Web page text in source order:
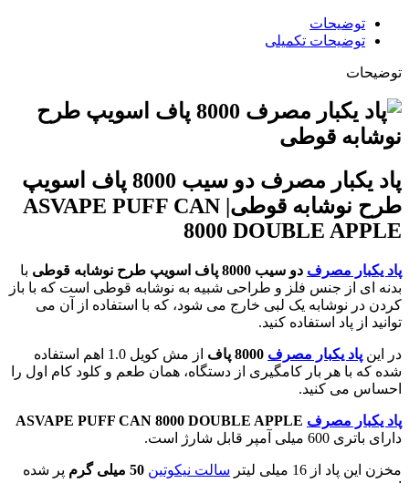
توضیحات
توضیحات تکمیلی
توضیحات
پاد یکبار مصرف دو سیب 8000 پاف اسویپ
طرح نوشابه قوطی| ASVAPE PUFF CAN
8000 DOUBLE APPLE
پاد یکبار مصرف دو سیب 8000 پاف اسویپ طرح نوشابه قوطی
با
بدنه ای از جنس فلز و طراحی شبیه به نوشابه قوطی است که با باز
کردن در نوشابه یک لبی خارج می شود، که با استفاده از آن می
توانید از پاد استفاده کنید.
در این پاد یکبار مصرف
از مش کویل 1.0 اهم استفاده
شده که با هر بار کامگیری از دستگاه، همان طعم و کلود کام اول را
احساس می کنید.
پاد یکبار مصرف
دارای باتری 600 میلی آمپر قابل شارژ است.
مخزن این پاد از 16 میلی لیتر سالت نیکوتین 50 میلی گرم
پر شده